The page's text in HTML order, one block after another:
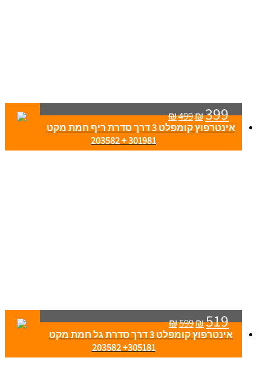
₪499₪399
אינטרפוץ קומפלט 3 דרך סדרת ריף חמת מקט
301981 + 203582
₪599₪519
אינטרפוץ קומפלט 3 דרך סדרת גל חמת מקט
305181+ 203582